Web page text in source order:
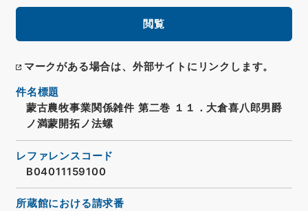
閲覧
マークがある場合は、外部サイトにリンクします。
件名標題
蒙古農牧事業関係雑件 第二巻 １１．大倉喜八郎男爵
ノ満蒙開拓ノ法螺
レファレンスコード
B04011159100
所蔵館における請求番